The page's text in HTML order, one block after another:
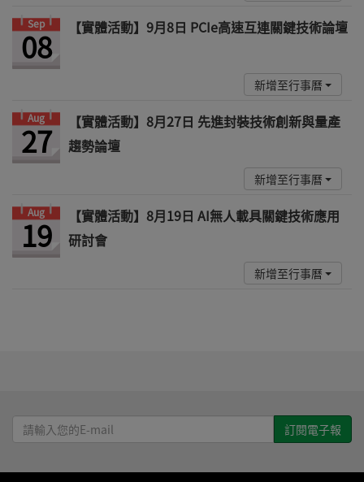
Sep
08 【實體活動】9月8日 PCIe高速互連關鍵技術論壇
新增至行事曆
Aug
27
【實體活動】8月27日 先進封裝技術創新與量產
趨勢論壇
新增至行事曆
Aug
19
【實體活動】8月19日 AI無人載具關鍵技術應用
研討會
新增至行事曆
請
輸